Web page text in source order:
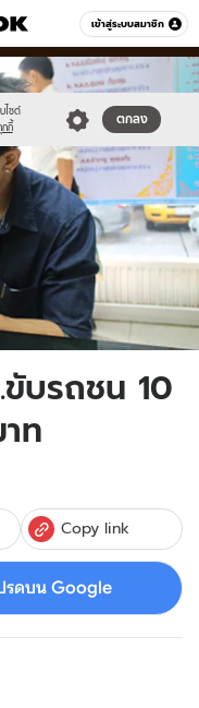
เข้าสู่ระบบสมาชิก
หมวดอื่นๆ
ไซต์
กกี้
ตกลง
ขับรถชน 10
ท
Copy link
รดบน Google